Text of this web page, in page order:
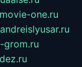
movie-one.ru
andreislyusar.ru